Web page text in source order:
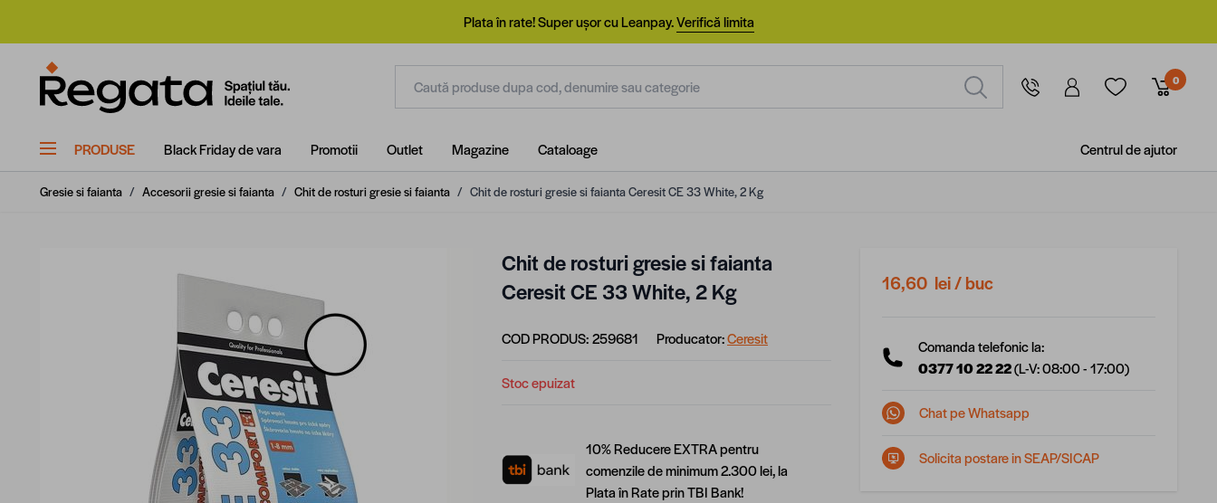
Plata în rate! Super ușor cu Leanpay.Verifică limita
0
PRODUSE Black Friday de vara Promotii Outlet Magazine Cataloage Centrul de ajutor
Gresie si faianta / Accesorii gresie si faianta / Chit de rosturi gresie si faianta / Chit de rosturi gresie si faianta Ceresit CE 33 White, 2 Kg
Chit de rosturi gresie si faianta
Ceresit CE 33 White, 2 Kg
COD PRODUS:259681 Producator:Ceresit
Stoc epuizat
10% Reducere EXTRA pentru
comenzile de minimum 2.300 lei, la
Plata în Rate prin TBI Bank!
16,60 lei/ buc
Comanda telefonic la:
0377 10 22 22(L-V: 08:00 - 17:00)
Chat pe Whatsapp
Solicita postare in SEAP/SICAP